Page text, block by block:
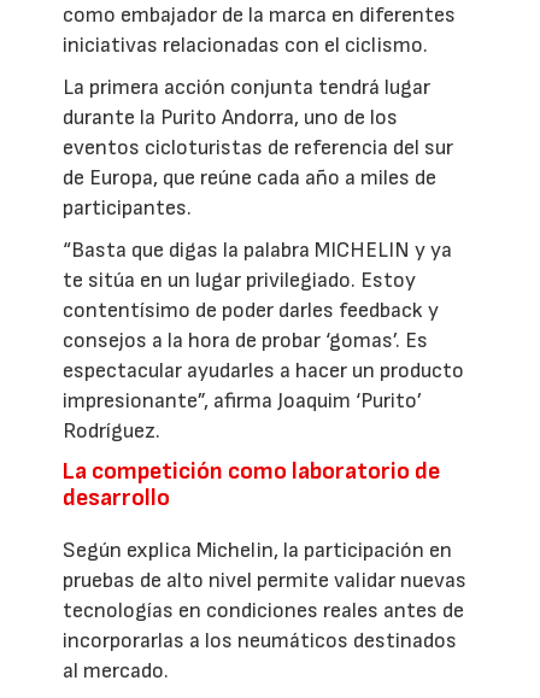
como embajador de la marca en diferentes
iniciativas relacionadas con el ciclismo.
La primera acción conjunta tendrá lugar
durante la Purito Andorra, uno de los
eventos cicloturistas de referencia del sur
de Europa, que reúne cada año a miles de
participantes.
“Basta que digas la palabra MICHELIN y ya
te sitúa en un lugar privilegiado. Estoy
contentísimo de poder darles feedback y
consejos a la hora de probar ‘gomas’. Es
espectacular ayudarles a hacer un producto
impresionante”, afirma Joaquim ‘Purito’
Rodríguez.
La competición como laboratorio de
desarrollo
Según explica Michelin, la participación en
pruebas de alto nivel permite validar nuevas
tecnologías en condiciones reales antes de
incorporarlas a los neumáticos destinados
al mercado.